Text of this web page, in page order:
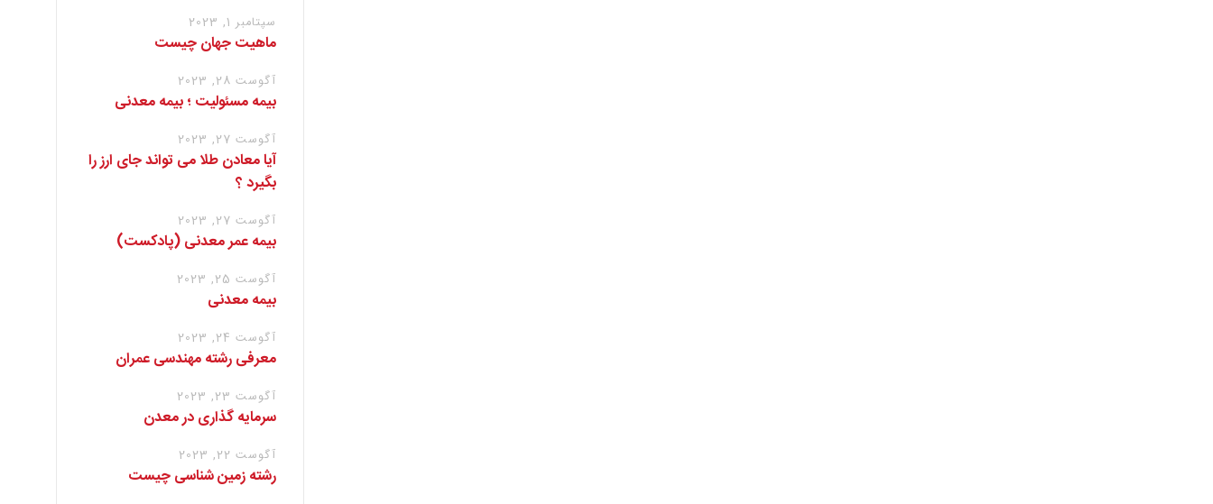
سپتامبر 1, 2023
ماهیت جهان چیست
آگوست 28, 2023
بیمه مسئولیت ؛ بیمه معدنی
آگوست 27, 2023
آیا معادن طلا می تواند جای ارز را
بگیرد ؟
آگوست 27, 2023
بیمه عمر معدنی (پادکست)
آگوست 25, 2023
بیمه معدنی
آگوست 24, 2023
معرفی رشته مهندسی عمران
آگوست 23, 2023
سرمایه گذاری در معدن
آگوست 22, 2023
رشته زمین شناسی چیست